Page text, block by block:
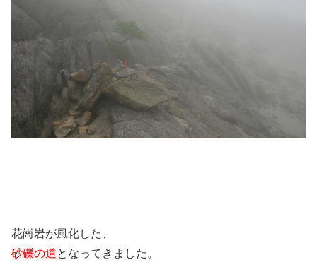
花崗岩が風化した、
砂礫の道となってきました。